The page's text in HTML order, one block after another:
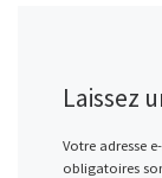
Laissez
Votre adresse
obligatoires